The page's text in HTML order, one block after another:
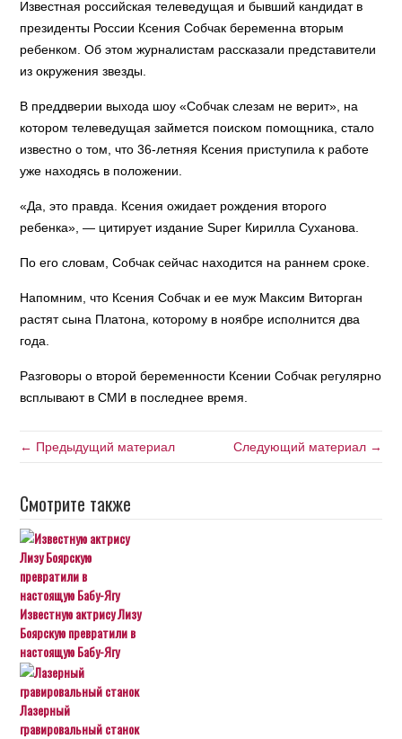
Известная российская телеведущая и бывший кандидат в
президенты России Ксения Собчак беременна вторым
ребенком. Об этом журналистам рассказали представители
из окружения звезды.
В преддверии выхода шоу «Собчак слезам не верит», на
котором телеведущая займется поиском помощника, стало
известно о том, что 36-летняя Ксения приступила к работе
уже находясь в положении.
«Да, это правда. Ксения ожидает рождения второго
ребенка», — цитирует издание Super Кирилла Суханова.
По его словам, Собчак сейчас находится на раннем сроке.
Напомним, что Ксения Собчак и ее муж Максим Виторган
растят сына Платона, которому в ноябре исполнится два
года.
Разговоры о второй беременности Ксении Собчак регулярно
всплывают в СМИ в последнее время.
← Предыдущий материал Следующий материал →
Смотрите также
Известную актрису Лизу
Боярскую превратили в
настоящую Бабу-Ягу
Лазерный
гравировальный станок